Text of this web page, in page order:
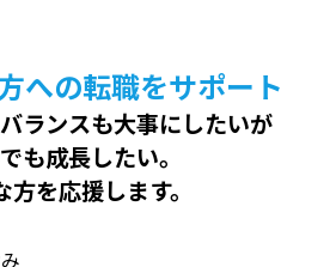
への転職をサポート
ランスも大事にしたいが
も成長したい。
方を応援します。